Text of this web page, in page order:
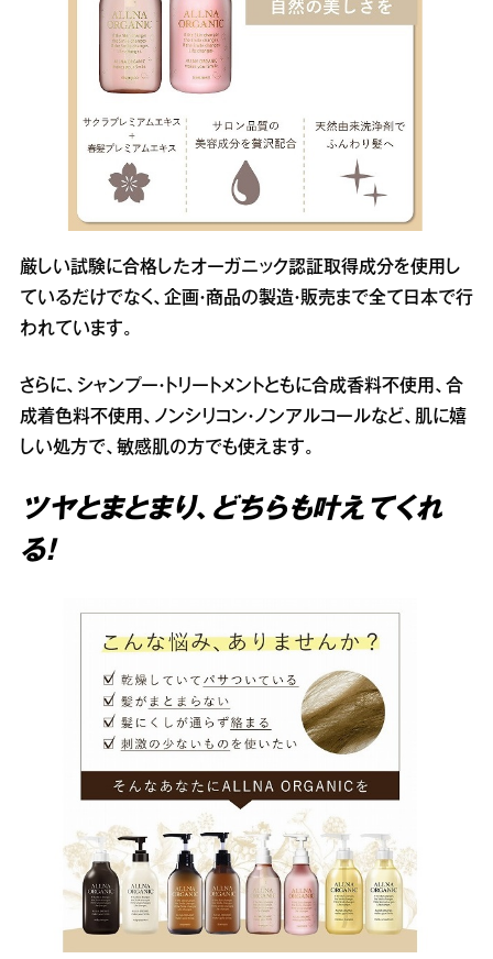
厳しい試験に合格したオーガニック認証取得成分を使用し
ているだけでなく、企画・商品の製造・販売まで全て日本で行
われています。
さらに、シャンプー・トリートメントともに合成香料不使用、合
成着色料不使用、ノンシリコン・ノンアルコールなど、肌に嬉
しい処方で、敏感肌の方でも使えます。
ツヤとまとまり、どちらも叶えてくれ
る！